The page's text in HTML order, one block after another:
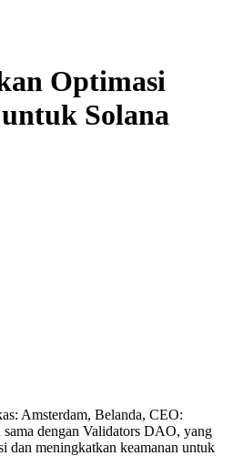
Optimasi
Solana
Amsterdam, Belanda, CEO:
dengan Validators DAO, yang
dan meningkatkan keamanan untuk